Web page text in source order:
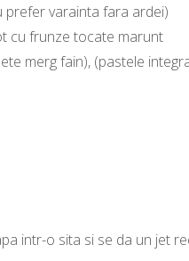
prefer varainta fara ardei)
cu frunze tocate marunt
merg fain), (pastele
intr-o sita si se da un jet